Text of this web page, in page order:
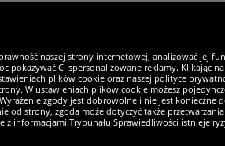
naszej strony internetowej, analizować jej
pokazywać Ci spersonalizowane reklamy. Klikając
plików cookie oraz naszej polityce
W ustawieniach plików cookie możesz
zgody jest dobrowolne i nie jest konieczne
od strony, zgoda może dotyczyć także
informacjami Trybunału Sprawiedliwości istnieje